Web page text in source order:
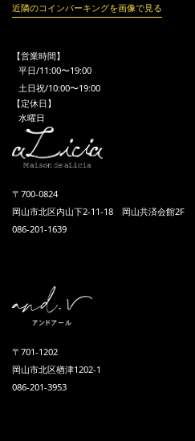
近隣のコインパーキングを画像で見る
【営業時間】
平日/11:00〜19:00
土日祝/10:00〜19:00
【定休日】
水曜日
〒700-0824
岡山市北区内山下2-11-18 岡山共済会館2F
086-201-1639
〒701-1202
岡山市北区楢津1202-1
086-201-3953